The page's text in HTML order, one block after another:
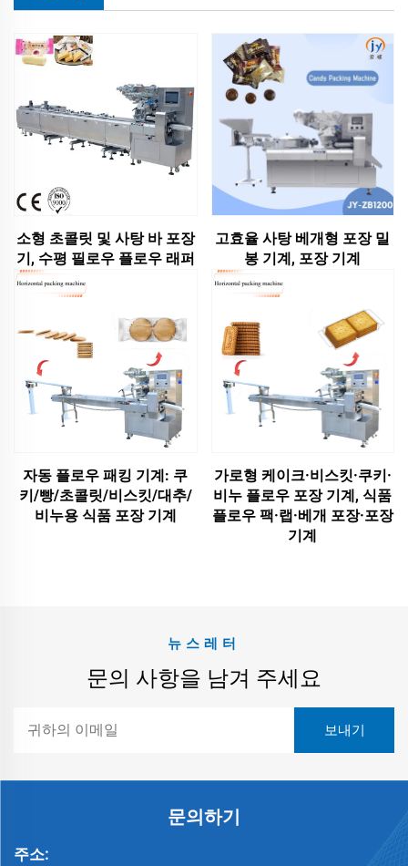
소형 초콜릿 및 사탕 바 포장
기, 수평 필로우 플로우 래퍼
고효율 사탕 베개형 포장 밀
봉 기계, 포장 기계
자동 플로우 패킹 기계: 쿠
키/빵/초콜릿/비스킷/대추/
비누용 식품 포장 기계
가로형 케이크·비스킷·쿠키·
비누 플로우 포장 기계, 식품
플로우 팩·랩·베개 포장·포장
기계
뉴스레터
문의 사항을 남겨 주세요
문의하기
주소: